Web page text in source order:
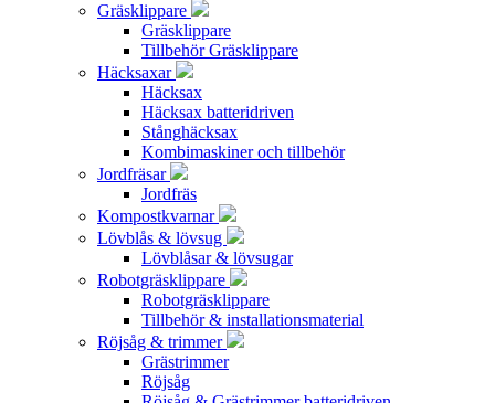
Gräsklippare
Gräsklippare
Tillbehör Gräsklippare
Häcksaxar
Häcksax
Häcksax batteridriven
Stånghäcksax
Kombimaskiner och tillbehör
Jordfräsar
Jordfräs
Kompostkvarnar
Lövblås & lövsug
Lövblåsar & lövsugar
Robotgräsklippare
Robotgräsklippare
Tillbehör & installationsmaterial
Röjsåg & trimmer
Grästrimmer
Röjsåg